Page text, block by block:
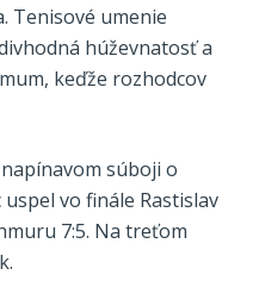
Tenisové umenie
húževnatosť a
keďže rozhodcov
súboji o
vo finále Rastislav
7:5. Na treťom